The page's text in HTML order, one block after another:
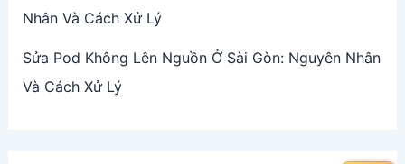
Nhân Và Cách Xử Lý
Sửa Pod Không Lên Nguồn Ở Sài Gòn: Nguyên Nhân
Và Cách Xử Lý